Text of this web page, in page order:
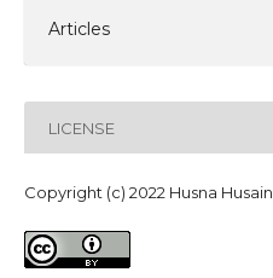
Articles
LICENSE
Copyright (c) 2022 Husna Husain